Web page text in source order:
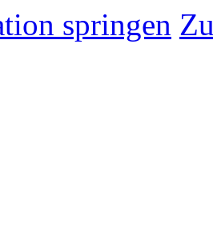
springen